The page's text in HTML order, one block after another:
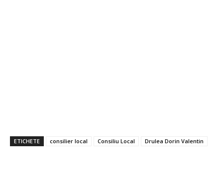
ETICHETE consilier local Consiliu Local Drulea Dorin Valentin